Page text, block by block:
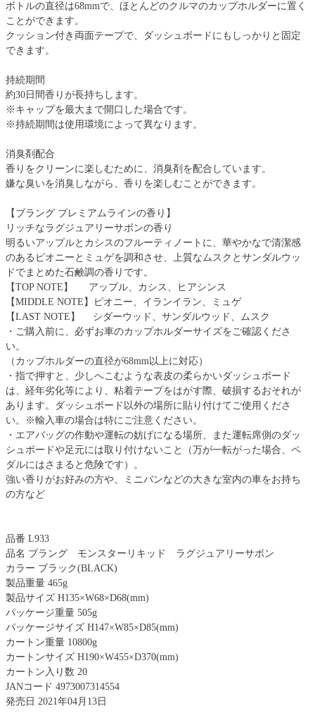
ボトルの直径は68mmで、ほとんどのクルマのカップホルダーに置く
ことができます。
クッション付き両面テープで、ダッシュボードにもしっかりと固定
できます。
持続期間
約30日間香りが長持ちします。
※キャップを最大まで開口した場合です。
※持続期間は使用環境によって異なります。
消臭剤配合
香りをクリーンに楽しむために、消臭剤を配合しています。
嫌な臭いを消臭しながら、香りを楽しむことができます。
【ブラング プレミアムラインの香り】
リッチなラグジュアリーサボンの香り
明るいアップルとカシスのフルーティノートに、華やかなで清潔感
のあるピオニーとミュゲを調和させ、上質なムスクとサンダルウッ
ドでまとめた石鹸調の香りです。
【TOP NOTE】 アップル、カシス、ヒアシンス
【MIDDLE NOTE】ピオニー、イランイラン、ミュゲ
【LAST NOTE】 シダーウッド、サンダルウッド、ムスク
・ご購入前に、必ずお車のカップホルダーサイズをご確認くださ
い。
（カップホルダーの直径が68mm以上に対応）
・指で押すと、少しへこむような表皮の柔らかいダッシュボード
は、経年劣化等により、粘着テープをはがす際、破損するおそれが
あります。ダッシュボード以外の場所に貼り付けてご使用くださ
い。※輸入車の場合は特にご注意ください。
・エアバッグの作動や運転の妨げになる場所、また運転席側のダッ
シュボードや足元には取り付けないこと（万が一転がった場合、ペ
ダルにはさまると危険です）。
強い香りがお好みの方や、ミニバンなどの大きな室内の車をお持ち
の方など
品番 L933
品名 ブラング モンスターリキッド ラグジュアリーサボン
カラー ブラック(BLACK)
製品重量 465g
製品サイズ H135×W68×D68(mm)
パッケージ重量 505g
パッケージサイズ H147×W85×D85(mm)
カートン重量 10800g
カートンサイズ H190×W455×D370(mm)
カートン入り数 20
JANコード 4973007314554
発売日 2021年04月13日